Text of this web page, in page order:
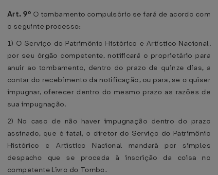
Art. 9º O tombamento compulsório se fará de acordo com
o seguinte processo:
1) O Serviço do Patrimônio Histórico e Artístico Nacional,
por seu órgão competente, notificará o proprietário para
anuir ao tombamento, dentro do prazo de quinze dias, a
contar do recebimento da notificação, ou para, se o quiser
impugnar, oferecer dentro do mesmo prazo as razões de
sua impugnação.
2) No caso de não haver impugnação dentro do prazo
assinado, que é fatal, o diretor do Serviço do Patrimônio
Histórico e Artístico Nacional mandará por simples
despacho que se proceda à inscrição da coisa no
competente Livro do Tombo.